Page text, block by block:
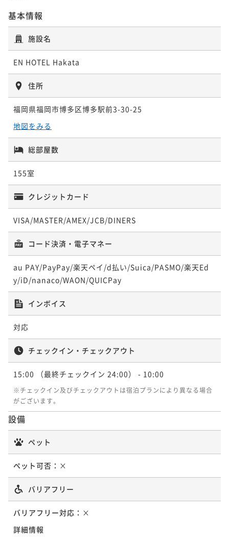
ポイントアップ
◆スタンダードプラン＊素泊まり◆
¥23,912~
ポイントアップ
◆連泊割3 3連泊のご予約でお得に博多にひたる子＊
¥70,892~
基本情報
施設名
EN HOTEL Hakata
住所
福岡県福岡市博多区博多駅前3-30-25
地図をみる
総部屋数
155室
クレジットカード
VISA/MASTER/AMEX/JCB/DINERS
コード決済・電子マネー
au PAY/PayPay/楽天ペイ/d払い/Suica/PASMO/楽天Ed
y/iD/nanaco/WAON/QUICPay
インボイス
対応
チェックイン・チェックアウト
15:00 （最終チェックイン 24:00） - 10:00
※チェックイン及びチェックアウトは宿泊プランにより異なる場合
がございます。
設備
ペット
ペット可否： ×
バリアフリー
バリアフリー対応： ×
詳細情報